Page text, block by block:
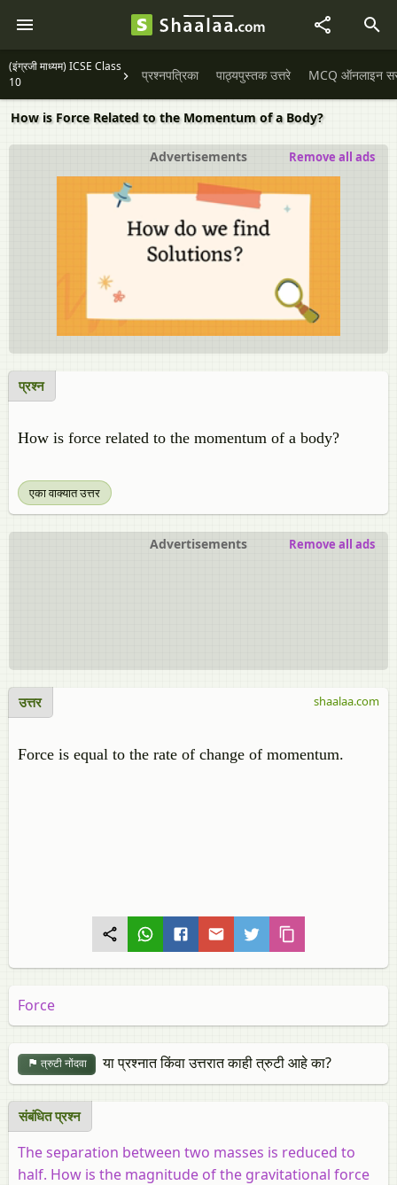
(इंग्रजी माध्यम) ICSE Class
10
प्रश्नपत्रिका पाठ्यपुस्तक उत्तरे MCQ ऑनलाइन
How is Force Related to the Momentum of a Body?
Advertisements Remove all ads
प्रश्न
How is force related to the momentum of a body?
एका वाक्यात उत्तर
Advertisements Remove all ads
उत्तर
Force is equal to the rate of change of momentum.
shaalaa.com
Force
त्रुटी नोंदवा या प्रश्नात किंवा उत्तरात काही त्रुटी आहे का?
संबंधित प्रश्‍न
The separation between two masses is reduced to
half. How is the magnitude of the gravitational force